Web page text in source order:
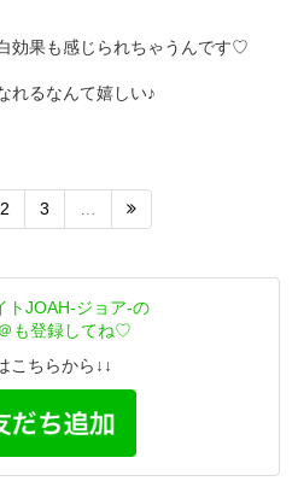
効果も感じられちゃうんです♡
れるなんて嬉しい♪
2 3 …
トJOAH-ジョア-の
も登録してね♡
こちらから↓↓